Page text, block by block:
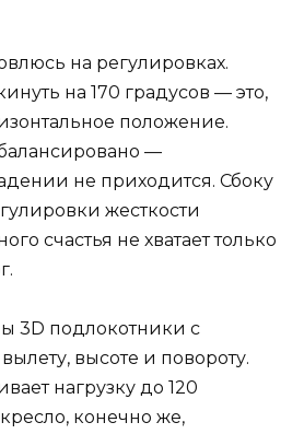
на регулировках.
на 170 градусов — это,
положение.
—
не приходится. Сбоку
жесткости
счастья не хватает только
3D подлокотники с
высоте и повороту.
нагрузку до 120
конечно же,